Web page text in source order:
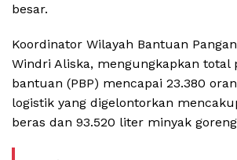
besar.
Koordinator Wilayah Bantuan
Windri Aliska, mengungkapkan total
bantuan (PBP) mencapai 23.380
logistik yang digelontorkan
beras dan 93.520 liter minyak